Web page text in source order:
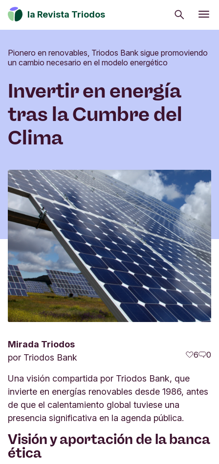
la Revista Triodos Buscar
Suscribirme
Tu dinero tiene potencial de cambio. Explora
y el entorno.
Consumo consciente
Estrategia climática
Cultura
Inversión de impacto
Pionero en renovables, Triodos Bank sigue promoviendo
un cambio necesario en el modelo energético
Invertir en energía
tras la Cumbre del
Clima
Mirada Triodos
por Triodos Bank 6 0
Una visión compartida por Triodos Bank, que
invierte en energías renovables desde 1986, antes
de que el calentamiento global tuviese una
presencia significativa en la agenda pública.
Visión y aportación de la banca
ética